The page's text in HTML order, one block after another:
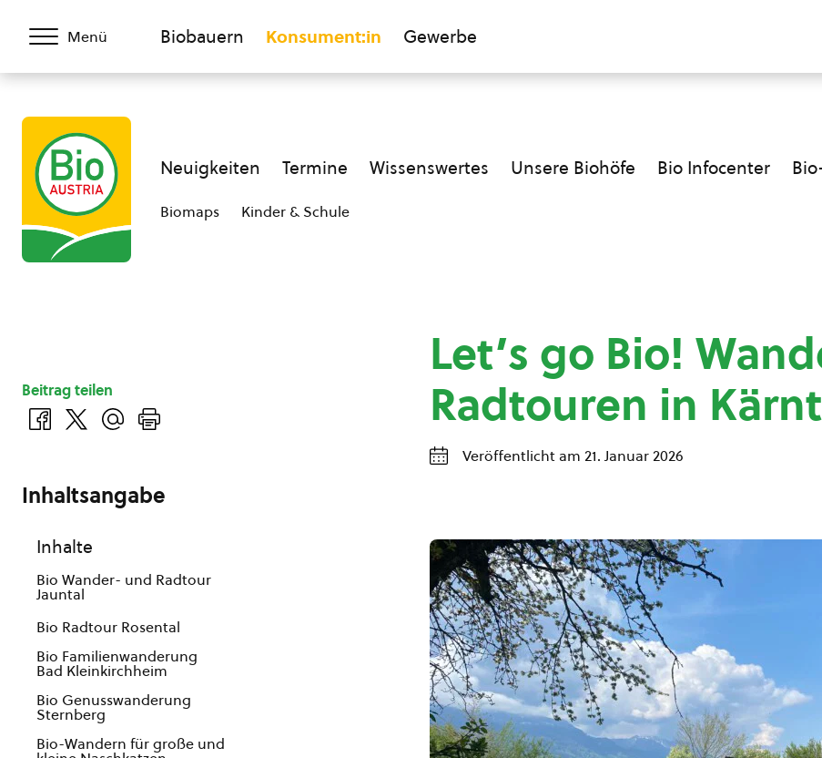
Menü Biobauern Konsument:in Gewerbe
Neuigkeiten Termine Wissenswertes Unsere Biohöfe Bio Infocenter
Biomaps Kinder & Schule
Let’s go Bio!
Radtouren in
Veröffentlicht am 21. Januar 2026
Beitrag teilen
Inhaltsangabe
Inhalte
Bio Wander- und Radtour
Jauntal
Bio Radtour Rosental
Bio Familienwanderung
Bad Kleinkirchheim
Bio Genusswanderung
Sternberg
Bio-Wandern für große und